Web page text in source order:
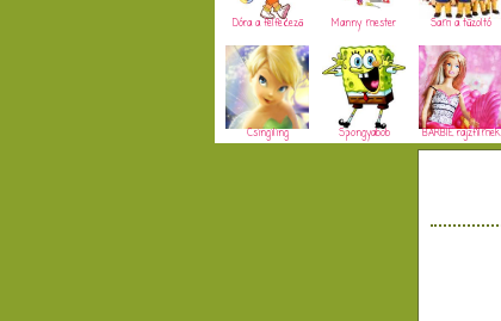
Dóra a felfedező Manny mester Sam a tűzoltó
Csingiling Spongyabob BARBIE rajzfilmek